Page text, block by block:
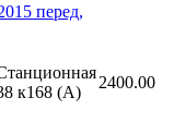
перед,
к168 (A)
2400.00